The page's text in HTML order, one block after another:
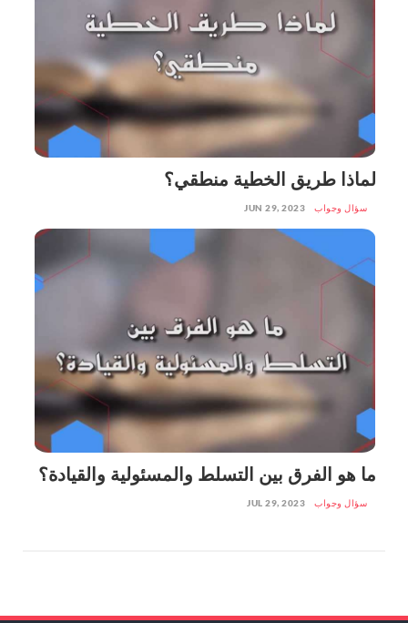
لماذا طريق الخطية منطقي؟
سؤال وجواب JUN 29, 2023
ما هو الفرق بين التسلط والمسئولية والقيادة؟
سؤال وجواب JUL 29, 2023